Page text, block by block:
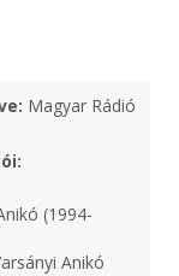
Magyar Rádió
(1994-
Anikó